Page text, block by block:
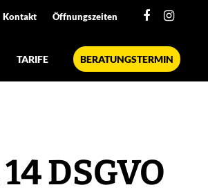
Kontakt Öffnungszeiten
TARIFE BERATUNGSTERMIN
DSGVO